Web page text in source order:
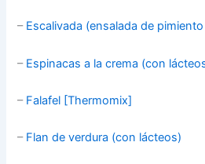
– Escalivada (ensalada de
– Espinacas a la crema (con
– Falafel [Thermomix]
– Flan de verdura (con lácteos)